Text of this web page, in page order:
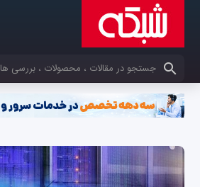
کلمات کلیدی خود را وارد کنید